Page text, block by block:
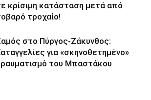
κρίσιμη κατάσταση μετά από
τροχαίο!
στο Πύργος-Ζάκυνθος:
για «σκηνοθετημένο»
του Μπαστάκου